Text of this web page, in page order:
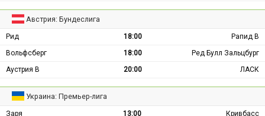
Австрия: Бундеслига
Рид 18:00
Рапид В
Вольфсберг
18:00
Ред Булл Зальцбург
Аустрия В
20:00 ЛАСК
Украина: Премьер-лига
Заря 13:00
Кривбасс